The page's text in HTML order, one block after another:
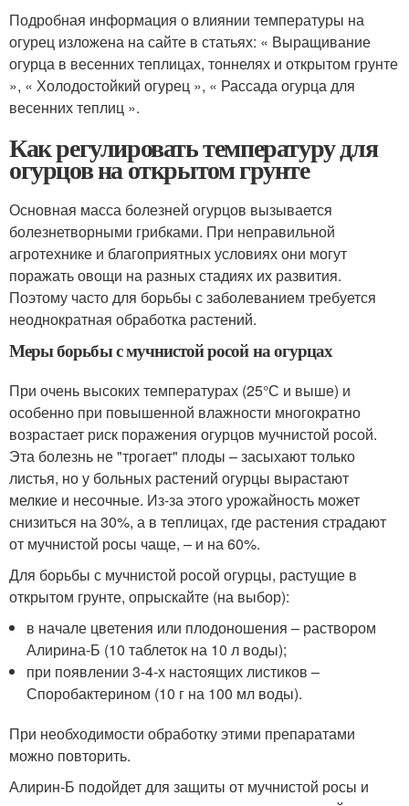
Подробная информация о влиянии температуры на
огурец изложена на сайте в статьях: « Выращивание
огурца в весенних теплицах, тоннелях и открытом грунте
», « Холодостойкий огурец », « Рассада огурца для
весенних теплиц ».
Как регулировать температуру для
огурцов на открытом грунте
Основная масса болезней огурцов вызывается
болезнетворными грибками. При неправильной
агротехнике и благоприятных условиях они могут
поражать овощи на разных стадиях их развития.
Поэтому часто для борьбы с заболеванием требуется
неоднократная обработка растений.
Меры борьбы с мучнистой росой на огурцах
При очень высоких температурах (25°С и выше) и
особенно при повышенной влажности многократно
возрастает риск поражения огурцов мучнистой росой.
Эта болезнь не "трогает" плоды – засыхают только
листья, но у больных растений огурцы вырастают
мелкие и несочные. Из-за этого урожайность может
снизиться на 30%, а в теплицах, где растения страдают
от мучнистой росы чаще, – и на 60%.
Для борьбы с мучнистой росой огурцы, растущие в
открытом грунте, опрыскайте (на выбор):
в начале цветения или плодоношения – раствором
Алирина-Б (10 таблеток на 10 л воды);
при появлении 3-4-х настоящих листиков –
Споробактерином (10 г на 100 мл воды).
При необходимости обработку этими препаратами
можно повторить.
Алирин-Б подойдет для защиты от мучнистой росы и